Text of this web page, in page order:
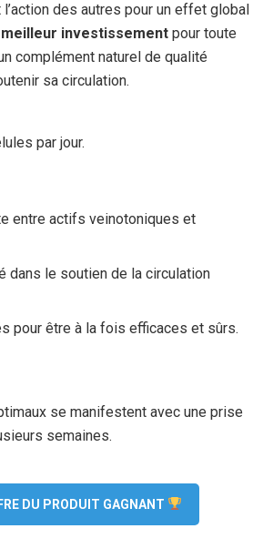
des autres pour un effet global
investissement pour toute
complément naturel de qualité
sa circulation.
par jour.
entre actifs veinotoniques et
dans le soutien de la circulation
pour être à la fois efficaces et sûrs.
se manifestent avec une prise
semaines.
DU PRODUIT GAGNANT